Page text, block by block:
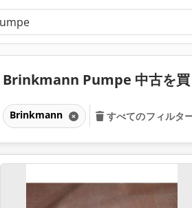
Brinkmann Pumpe 中古を買
Brinkmann すべてのフィルタ